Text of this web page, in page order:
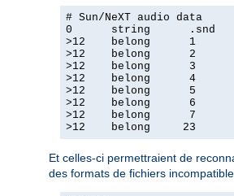
# Sun/NeXT audio data
0      string      .snd
>12    belong      1
>12    belong      2
>12    belong      3
>12    belong      4
>12    belong      5
>12    belong      6
>12    belong      7
>12    belong     23
Et celles-ci permettraient de
des formats de fichiers